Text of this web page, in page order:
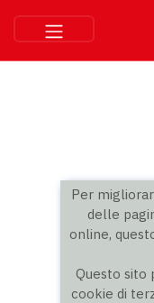
Per
delle
online,
Questo sito
cookie di